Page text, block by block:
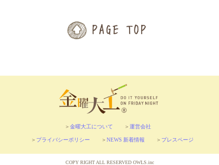
金曜大工について 運営会社
プライバシーポリシー NEWS 新着情報 プレスページ
COPY RIGHT ALL RESERVED OWLS.inc